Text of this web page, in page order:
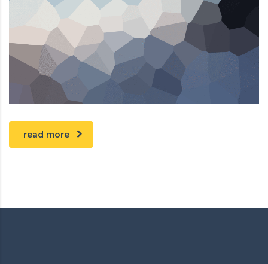
read more